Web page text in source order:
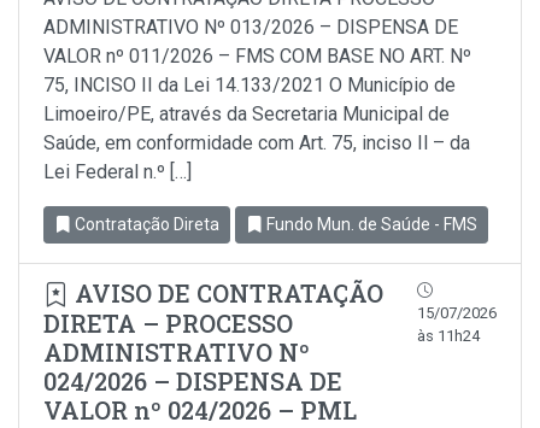
ADMINISTRATIVO Nº 013/2026 – DISPENSA DE
VALOR nº 011/2026 – FMS COM BASE NO ART. Nº
75, INCISO II da Lei 14.133/2021 O Município de
Limoeiro/PE, através da Secretaria Municipal de
Saúde, em conformidade com Art. 75, inciso Il – da
Lei Federal n.º […]
Contratação Direta Fundo Mun. de Saúde - FMS
AVISO DE CONTRATAÇÃO
DIRETA – PROCESSO
ADMINISTRATIVO Nº
024/2026 – DISPENSA DE
VALOR nº 024/2026 – PML
15/07/2026
às 11h24